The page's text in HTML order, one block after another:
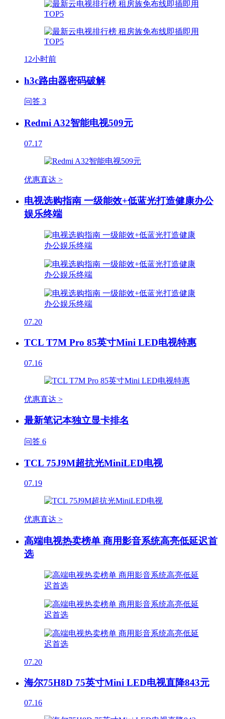
12小时前
h3c路由器密码破解
问答 3
Redmi A32智能电视509元
07.17
优惠直达 >
电视选购指南 一级能效+低蓝光打造健康办公
娱乐终端
07.20
TCL T7M Pro 85英寸Mini LED电视特惠
07.16
优惠直达 >
最新笔记本独立显卡排名
问答 6
TCL 75J9M超抗光MiniLED电视
07.19
优惠直达 >
高端电视热卖榜单 商用影音系统高亮低延迟首
选
07.20
海尔75H8D 75英寸Mini LED电视直降843元
07.16